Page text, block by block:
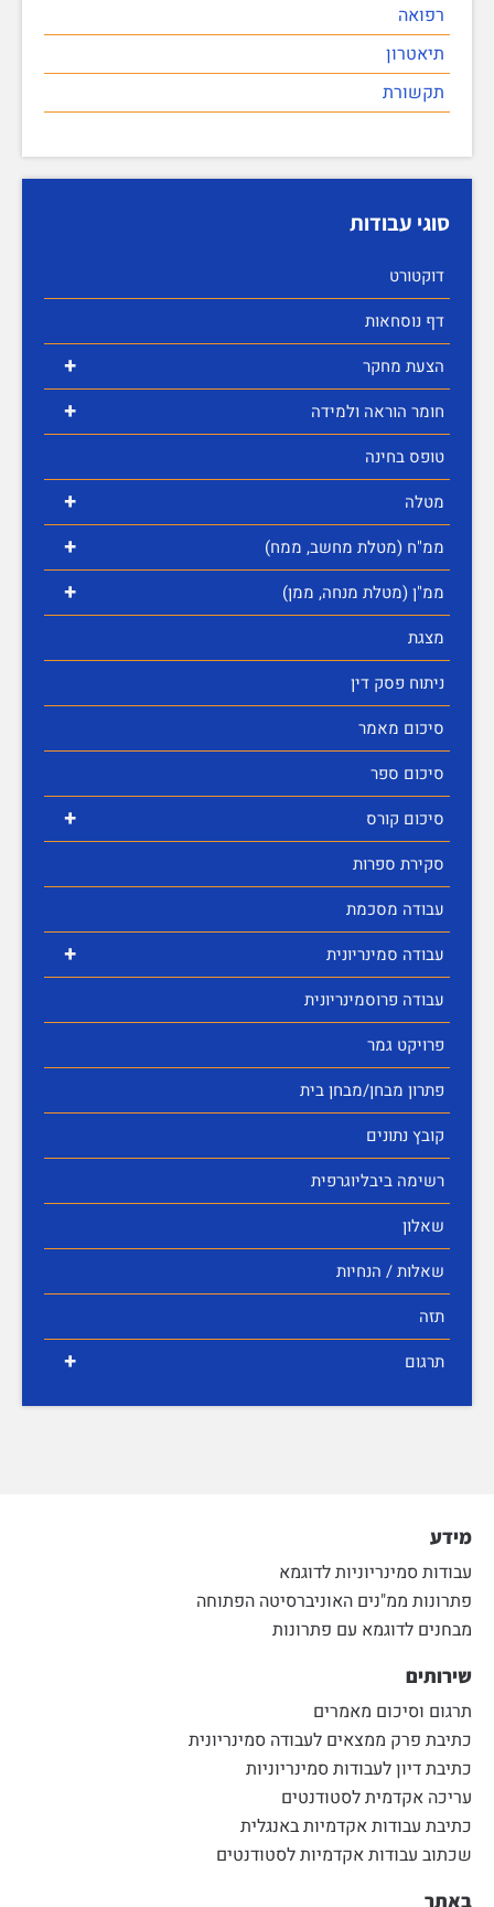
רפואה
תיאטרון
תקשורת
סוגי עבודות
דוקטורט
דף נוסחאות
+ הצעת מחקר
+
חומר הוראה ולמידה
טופס בחינה
+ מטלה
+ ממ"ח (מטלת מחשב, ממח)
+
ממ"ן (מטלת מנחה, ממן)
מצגת
ניתוח פסק דין
סיכום מאמר
סיכום ספר
+
סיכום קורס
סקירת ספרות
עבודה מסכמת
+
עבודה סמינריונית
עבודה פרוסמינריונית
פרויקט גמר
פתרון מבחן/מבחן בית
קובץ נתונים
רשימה ביבליוגרפית
שאלון
שאלות / הנחיות
תזה
+ תרגום
מידע
עבודות סמינריוניות לדוגמא
פתרונות ממ"נים האוניברסיטה הפתוחה
מבחנים לדוגמא עם פתרונות
שירותים
תרגום וסיכום מאמרים
כתיבת פרק ממצאים לעבודה סמינריונית
כתיבת דיון לעבודות סמינריוניות
עריכה אקדמית לסטודנטים
כתיבת עבודות אקדמיות באנגלית
שכתוב עבודות אקדמיות לסטודנטים
באתר